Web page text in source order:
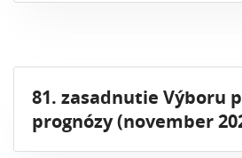
81. zasadnutie Výboru
prognózy (november